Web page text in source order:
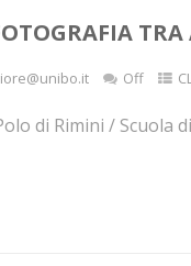
Off
di Rimini / Scuola